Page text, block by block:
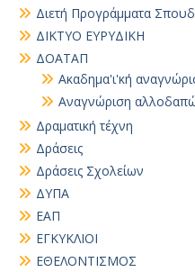
Διετή Προγράμματα
ΔΙΚΤΥΟ ΕΥΡΥΔΙΚΗ
ΔΟΑΤΑΠ
Ακαδημα'ι'κή
Αναγνώριση
Δραματική τέχνη
Δράσεις
Δράσεις Σχολείων
ΔΥΠΑ
ΕΑΠ
ΕΓΚΥΚΛΙΟΙ
ΕΘΕΛΟΝΤΙΣΜΟΣ